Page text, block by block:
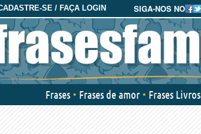
SIGA-NOS NO
SE / FAÇA LOGIN
Frases Frases de amor Frases Livros